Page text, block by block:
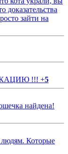
доказательства
зайти на
!!! +5
найдена!
Которые